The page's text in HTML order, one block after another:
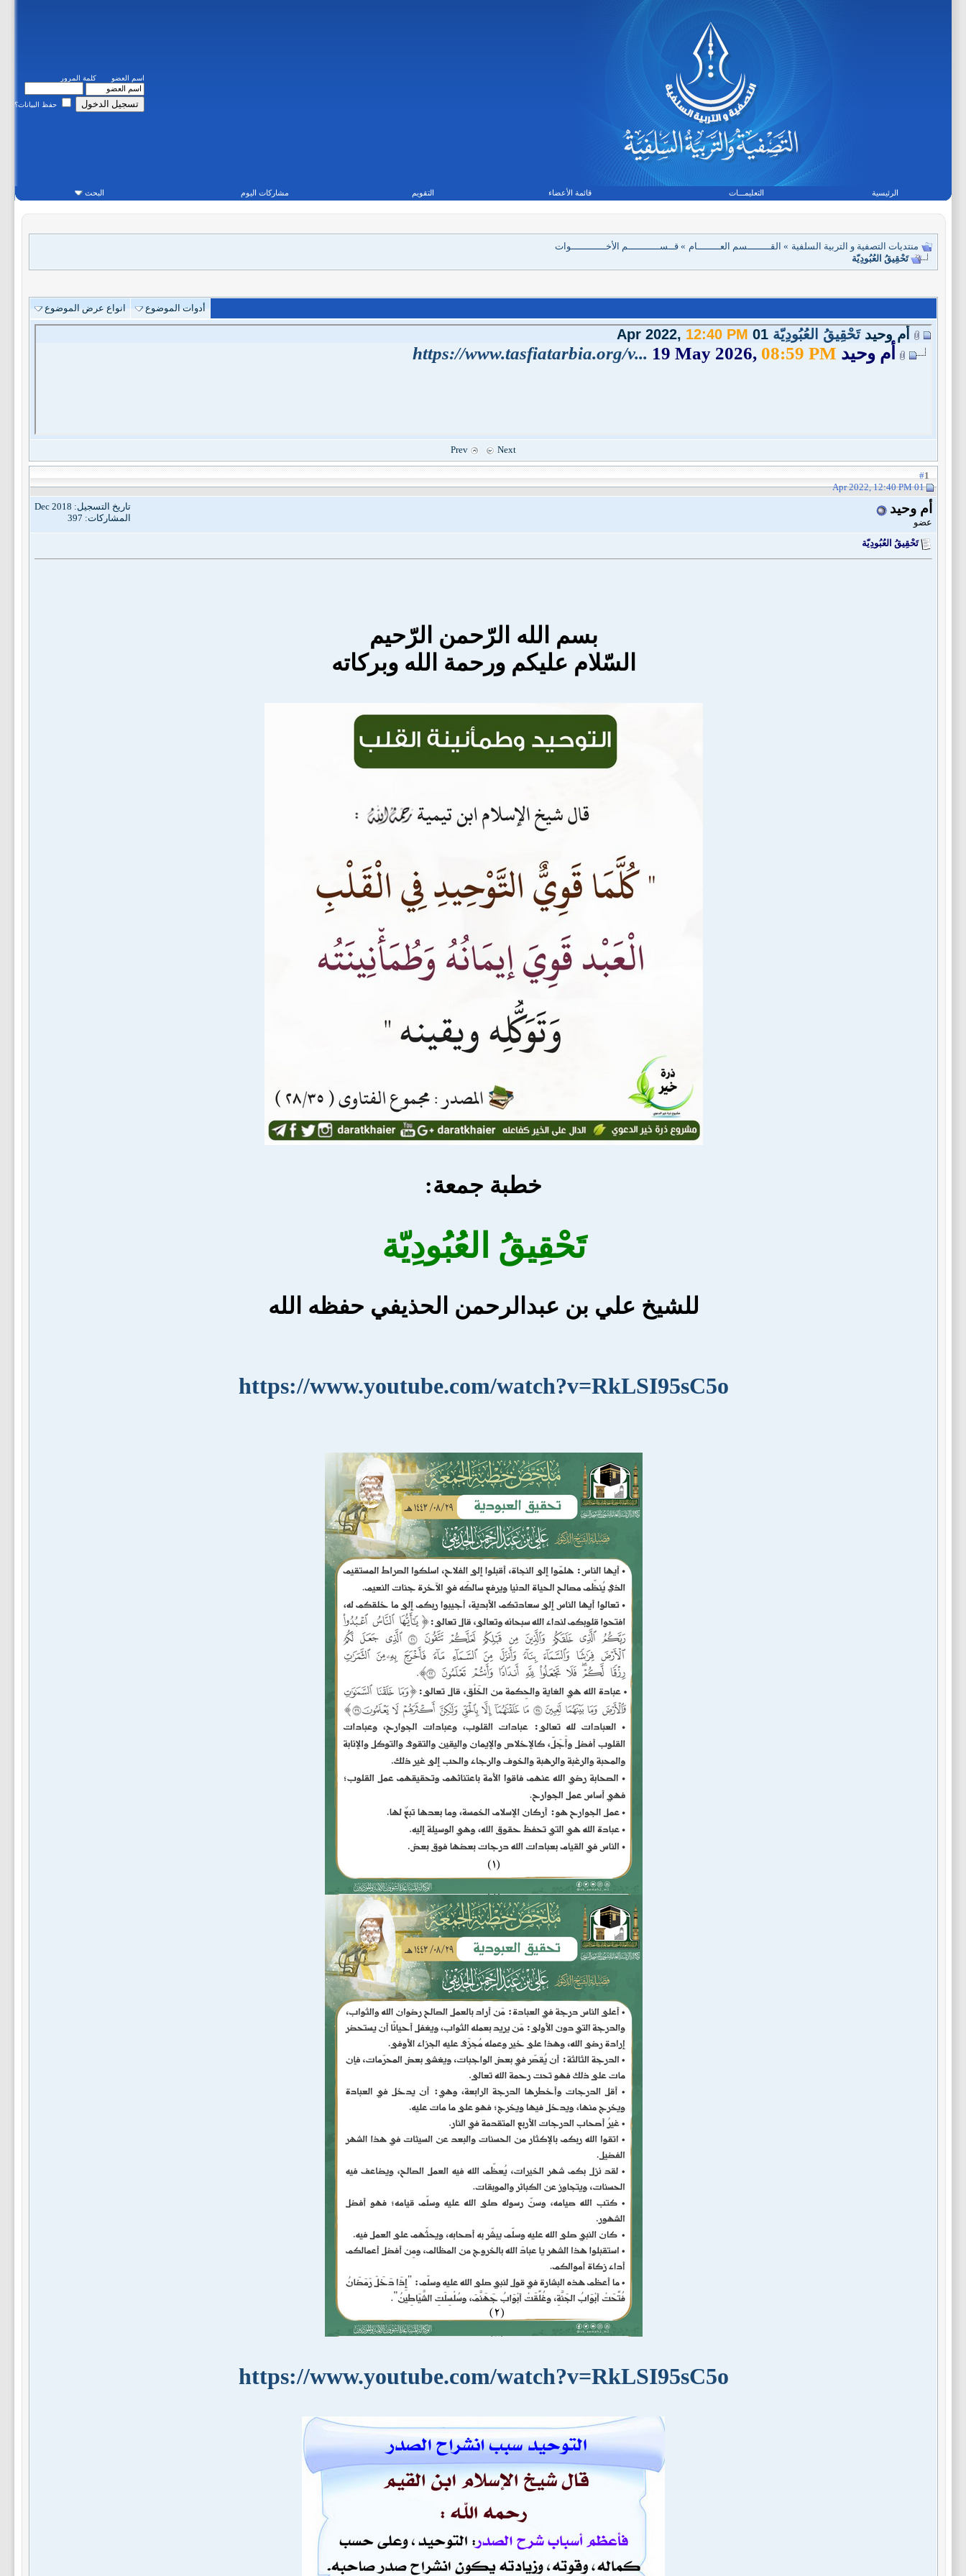
اسم العضو كلمة المرور
حفظ البيانات؟
الرئيسية التعليمـــات قائمة الأعضاء التقويم مشاركات اليوم البحث
منتديات التصفية و التربية السلفية » القــــــــسم العــــــــام » قــســـــــــــم الأخــــــــــــوات
تَحْقِيقُ العُبُودِيّة
أدوات الموضوع انواع عرض الموضوع
أم وحيد تَحْقِيقُ العُبُودِيّة 12:40 PM
أم وحيد https://www.tasfiatarbia.org/v... 19 May 2026, 08:59 PM
Prev Next
1
01 Apr 2022, 12:40 PM
أم وحيد
عضو
تاريخ التسجيل: Dec 2018
المشاركات: 397
تَحْقِيقُ العُبُودِيّة
بسم الله الرّحمن الرّحيم
السّلام عليكم ورحمة الله وبركاته
خطبة جمعة:
تَحْقِيقُ العُبُودِيّة
للشيخ علي بن عبدالرحمن الحذيفي حفظه الله
https://www.youtube.com/watch?v=RkLSI95sC5o
https://www.youtube.com/watch?v=RkLSI95sC5o